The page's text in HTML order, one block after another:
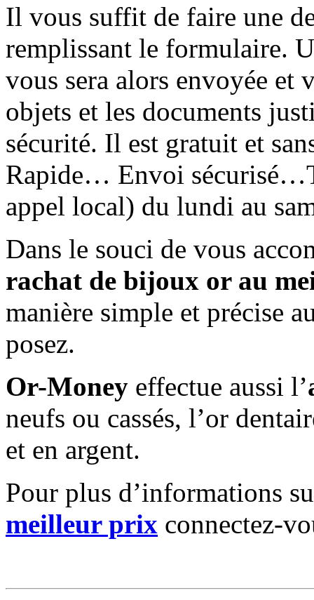
Il vous suffit de faire une
remplissant le formulaire.
vous sera alors envoyée
objets et les documents
sécurité. Il est gratuit et
Rapide… Envoi
appel local) du lundi au
Dans le souci de vous
rachat de bijoux or au
manière simple et précise
posez.
Or-Money effectue aussi l’
neufs ou cassés, l’or
et en argent.
Pour plus d’informations
meilleur prix connectez-